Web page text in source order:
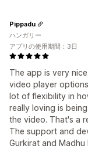
The app is very
video player
lot of flexibility in
really loving is
the video. That's a
The support and
Gurkirat and
Pippadu
ハンガリー
アプリの使用期間：3日